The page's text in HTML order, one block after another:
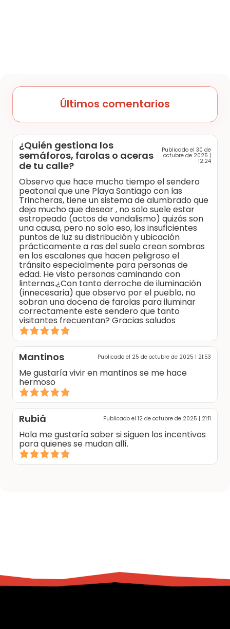
Últimos comentarios
¿Quién gestiona los
semáforos, farolas o aceras
de tu calle?
Publicado el 30 de
octubre de 2025 |
12:24
Observo que hace mucho tiempo el sendero
peatonal que une Playa Santiago con las
Trincheras, tiene un sistema de alumbrado que
deja mucho que desear , no solo suele estar
estropeado (actos de vandalismo) quizás son
una causa, pero no solo eso, los insuficientes
puntos de luz su distribución y ubicación
prácticamente a ras del suelo crean sombras
en los escalones que hacen peligroso el
tránsito especialmente para personas de
edad. He visto personas caminando con
linternas.¿Con tanto derroche de iluminación
(innecesaria) que observo por el pueblo, no
sobran una docena de farolas para iluminar
correctamente este sendero que tanto
visitantes frecuentan? Gracias saludos
Mantinos Publicado el 25 de octubre de 2025 | 21:53
Me gustaría vivir en mantinos se me hace
hermoso
Rubiá Publicado el 12 de octubre de 2025 | 21:11
Hola me gustaría saber si siguen los incentivos
para quienes se mudan allí.